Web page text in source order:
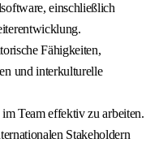
einschließlich
Fähigkeiten,
und interkulturelle
Team effektiv zu arbeiten.
Stakeholdern